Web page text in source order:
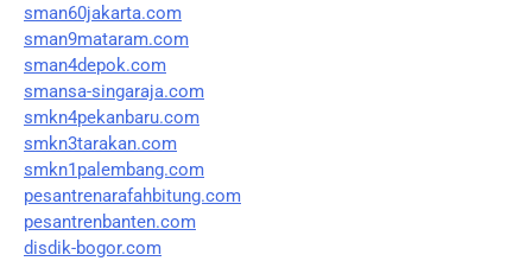
sman60jakarta.com
sman9mataram.com
sman4depok.com
smansa-singaraja.com
smkn4pekanbaru.com
smkn3tarakan.com
smkn1palembang.com
pesantrenarafahbitung.com
pesantrenbanten.com
disdik-bogor.com